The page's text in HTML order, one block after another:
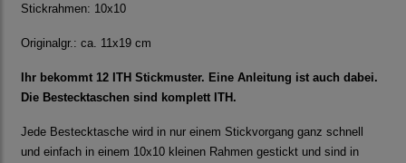
Stickrahmen: 10x10
Originalgr.: ca. 11x19 cm
Ihr bekommt 12 ITH Stickmuster. Eine Anleitung ist auch dabei.
Die Bestecktaschen sind komplett ITH.
Jede Bestecktasche wird in nur einem Stickvorgang ganz schnell
und einfach in einem 10x10 kleinen Rahmen gestickt und sind in